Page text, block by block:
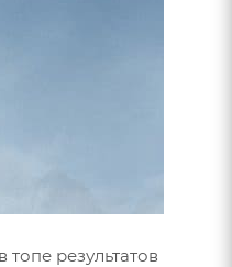
результатов